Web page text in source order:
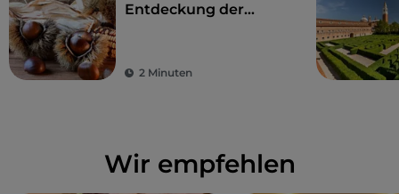
Entdeckung der
2 Minuten
Wir empfehlen